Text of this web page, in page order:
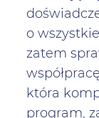
o
zatem
która
program,